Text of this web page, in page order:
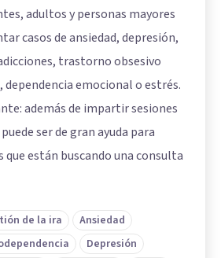
adultos y personas mayores
casos de ansiedad, depresión,
trastorno obsesivo
dependencia emocional o estrés.
además de impartir sesiones
ser de gran ayuda para
están buscando una consulta
de la ira
Ansiedad
Depresión